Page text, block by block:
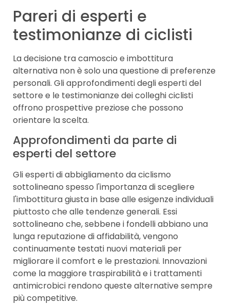
Pareri di esperti e
testimonianze di ciclisti
La decisione tra camoscio e imbottitura
alternativa non è solo una questione di preferenze
personali. Gli approfondimenti degli esperti del
settore e le testimonianze dei colleghi ciclisti
offrono prospettive preziose che possono
orientare la scelta.
Approfondimenti da parte di
esperti del settore
Gli esperti di abbigliamento da ciclismo
sottolineano spesso l'importanza di scegliere
l'imbottitura giusta in base alle esigenze individuali
piuttosto che alle tendenze generali. Essi
sottolineano che, sebbene i fondelli abbiano una
lunga reputazione di affidabilità, vengono
continuamente testati nuovi materiali per
migliorare il comfort e le prestazioni. Innovazioni
come la maggiore traspirabilità e i trattamenti
antimicrobici rendono queste alternative sempre
più competitive.